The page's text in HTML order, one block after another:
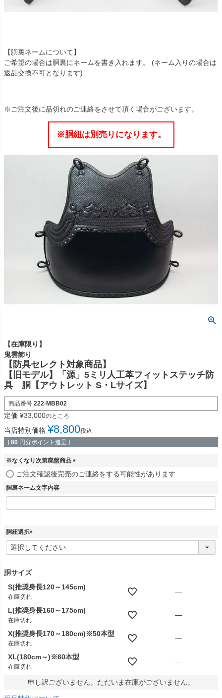
【胴裏ネームについて】
ご希望の場合は胴裏にネームを書き入れます。 (ネーム入りの場合は
返品交換不可となります)
※ご注文後に品切れのご連絡をさせて頂く場合がございます。
※胴紐は別売りになります。
【在庫限り】
鬼雲飾り
【防具セレクト対象商品】
【旧モデル】「源」5ミリ人工革フィットステッチ防
具 胴【アウトレット S・Lサイズ】
商品番号 222-MBB02
定価 ¥33,000のところ
当店特別価格 ¥8,800税込
[ 80 円分ポイント進呈 ]
※なくなり次第廃盤商品
(
)
ご注文確認後完売のご連絡をする可能性があります
胴裏ネーム文字内容
胴紐選択
(
必
)
胴サイズ
S(推奨身長120～145cm)
在庫切れ
—
L(推奨身長160～175cm)
在庫切れ
—
X(推奨身長170～180cm)※50本型
在庫切れ
—
XL(180cm～)※60本型
在庫切れ
—
申し訳ございません。ただいま在庫がございません。